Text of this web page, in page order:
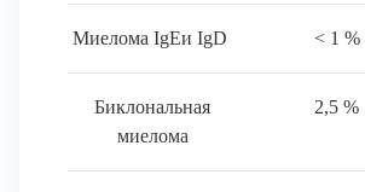
Миелома IgEи IgD < 1 %
Биклональная
миелома
2,5 %